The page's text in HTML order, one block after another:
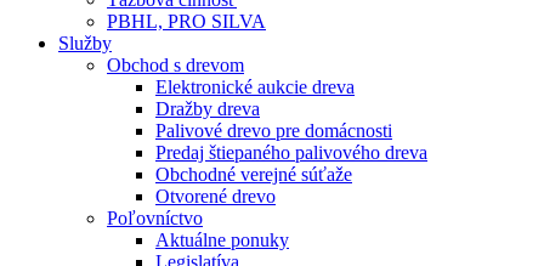
PBHL, PRO SILVA
Služby
Obchod s drevom
Elektronické aukcie dreva
Dražby dreva
Palivové drevo pre domácnosti
Predaj štiepaného palivového dreva
Obchodné verejné súťaže
Otvorené drevo
Poľovníctvo
Aktuálne ponuky
Legislatíva